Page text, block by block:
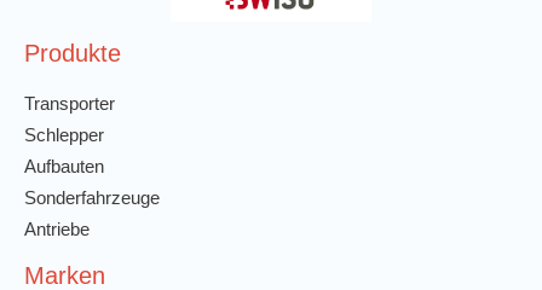
Produkte
Transporter
Schlepper
Aufbauten
Sonderfahrzeuge
Antriebe
Marken